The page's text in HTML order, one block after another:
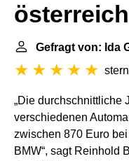
Gefragt von: Ida
„Die durchschnittliche
verschiedenen
zwischen 870 Euro
BMW“, sagt Reinhold